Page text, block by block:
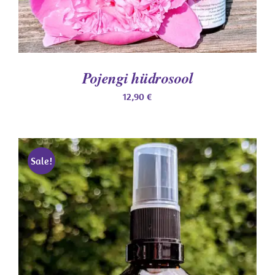
Pojengi hüdrosool
12,90 €
Sale!